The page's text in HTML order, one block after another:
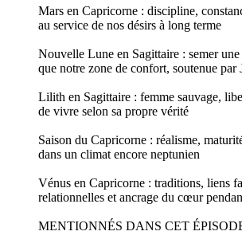
Mars en Capricorne : discipline,
au service de nos désirs à long terme
Nouvelle Lune en Sagittaire : semer
que notre zone de confort, soutenue par
Lilith en Sagittaire : femme sauvage,
de vivre selon sa propre vérité
Saison du Capricorne : réalisme,
dans un climat encore neptunien
Vénus en Capricorne : traditions, liens
relationnelles et ancrage du cœur
⁠⁠MENTIONNÉS DANS CET